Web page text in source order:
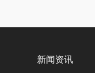
新闻资讯